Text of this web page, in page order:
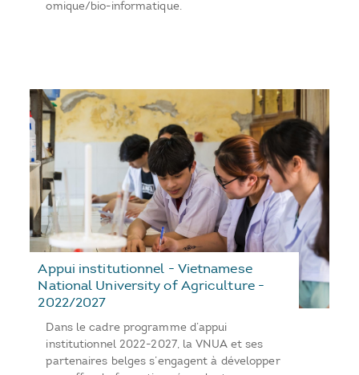
omique/bio-informatique.
Appui institutionnel - Vietnamese
National University of Agriculture -
2022/2027
Dans le cadre programme d’appui
institutionnel 2022-2027, la VNUA et ses
partenaires belges s’engagent à développer